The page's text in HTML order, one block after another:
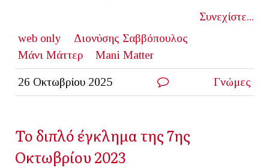
Συνεχίστε...
web only
Διονύσης Σαββόπουλος
Μάνι Μάττερ
Mani Matter
26 Οκτωβρίου 2025 Γνώμες
Το διπλό έγκλημα της 7ης
Οκτωβρίου 2023